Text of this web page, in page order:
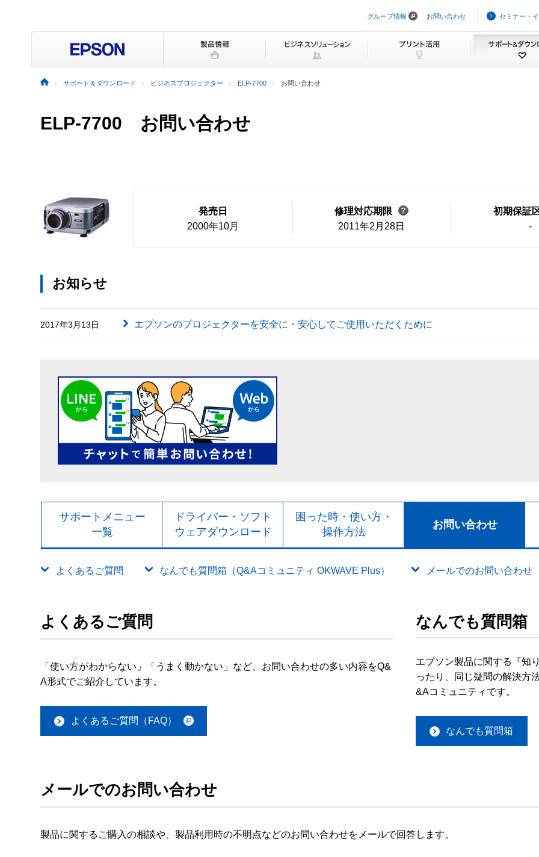
ビ
ョ
グループ情報 お問い合わせ セミナー・
サポート＆ダウンロード ビジネスプロジェクター ELP-7700 お問い合わせ
ELP-7700 お問い合わせ
発売日
2000年10月
修理対応期限
2011年2月28日
初期保証
-
お知らせ
2017年3月13日 エプソンのプロジェクターを安全に・安心してご使用いただくために
サポートメニュー
一覧
ドライバー・ソフト
ウェアダウンロード
困った時・使い方・
操作方法
お問い合わせ
よくあるご質問 なんでも質問箱（Q&Aコミュニティ OKWAVE Plus） メールでのお問い合わせ
よくあるご質問
「使い方がわからない」「うまく動かない」など、お問い合わせの多い内容をQ&
A形式でご紹介しています。
よくあるご質問（FAQ）
なんでも質問箱
エプソン製品に関する『知
ったり、同じ疑問の解決方
&Aコミュニティです。
なんでも質問箱
メールでのお問い合わせ
製品に関するご購入の相談や、製品利用時の不明点などのお問い合わせをメールで回答します。